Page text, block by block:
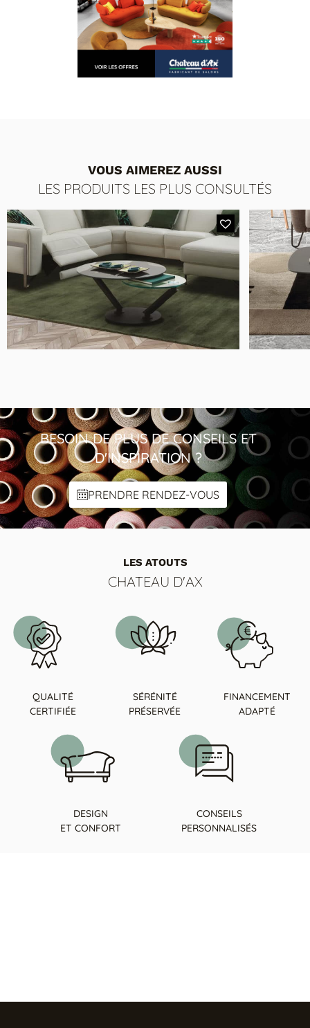
VOUS AIMEREZ AUSSI
LES PRODUITS LES PLUS CONSULTÉS
Table Basse Verre et Métal
BESOIN DE PLUS DE CONSEILS ET
D'INSPIRATION ?
PRENDRE RENDEZ-VOUS
LES ATOUTS
CHATEAU D'AX
QUALITÉ
CERTIFIÉE
SÉRÉNITÉ
PRÉSERVÉE
FINANCEMENT
ADAPTÉ
DESIGN
ET CONFORT
CONSEILS
PERSONNALISÉS